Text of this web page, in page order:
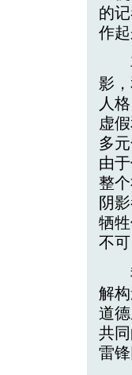
的
作
再
影
人
虚
多
由
整
阴
牺
不
我
解
道
共
雷